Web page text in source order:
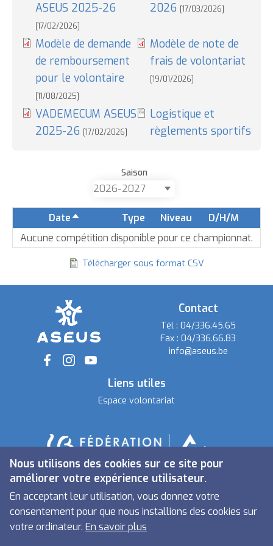
ASEUS 2025-26
[17/02/2026]
2026 [17/03/2026]
Modèle de demande
de remboursement
pour le volontaire
[11/08/2025]
Modèle de note de
frais de volontariat
[19/01/2026]
VADEMECUM ASEUS
2025-26 [17/02/2026]
Logistique et
règlements sportifs
Saison
Date Trier
par
ordre
décroissant
Type Niveau
D/H/M
Aucune compétition disponible pour ce championnat.
Télécharger sous format CSV
Social
Contact
Tél : 04/336.45.65
Fax :04/336.66.83
info@aseus.be
Liens utiles
Espace volontariat
Nous utilisons des cookies sur ce site pour
améliorer votre expérience utilisateur.
En acceptant leur utilisation, vous donnez votre
consentement pour que nous installions des cookies sur
votre ordinateur. En savoir plus